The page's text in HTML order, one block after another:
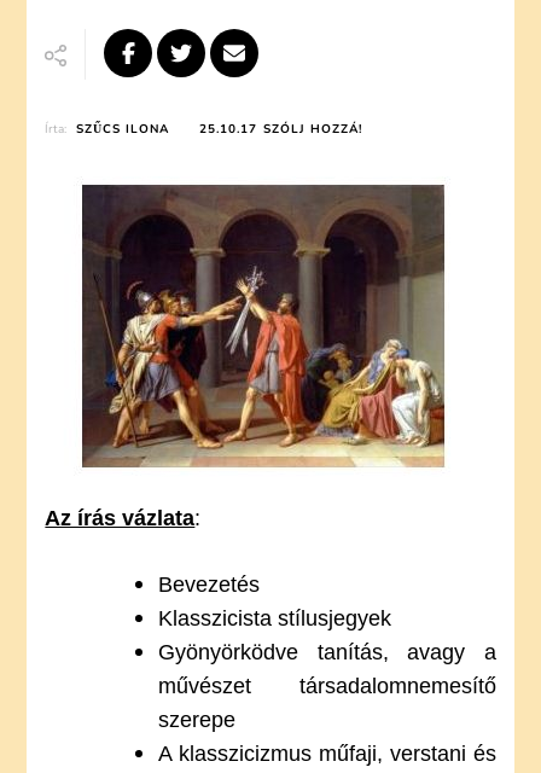
Írta: SZŰCS ILONA 25.10.17 SZÓLJ HOZZÁ!
IRODALOMBAN
(ISMERTETŐ
ÍRÁS)
Az írás vázlata:
Bevezetés
Klasszicista stílusjegyek
Gyönyörködve tanítás, avagy a
művészet társadalomnemesítő
szerepe
A klasszicizmus műfaji, verstani és